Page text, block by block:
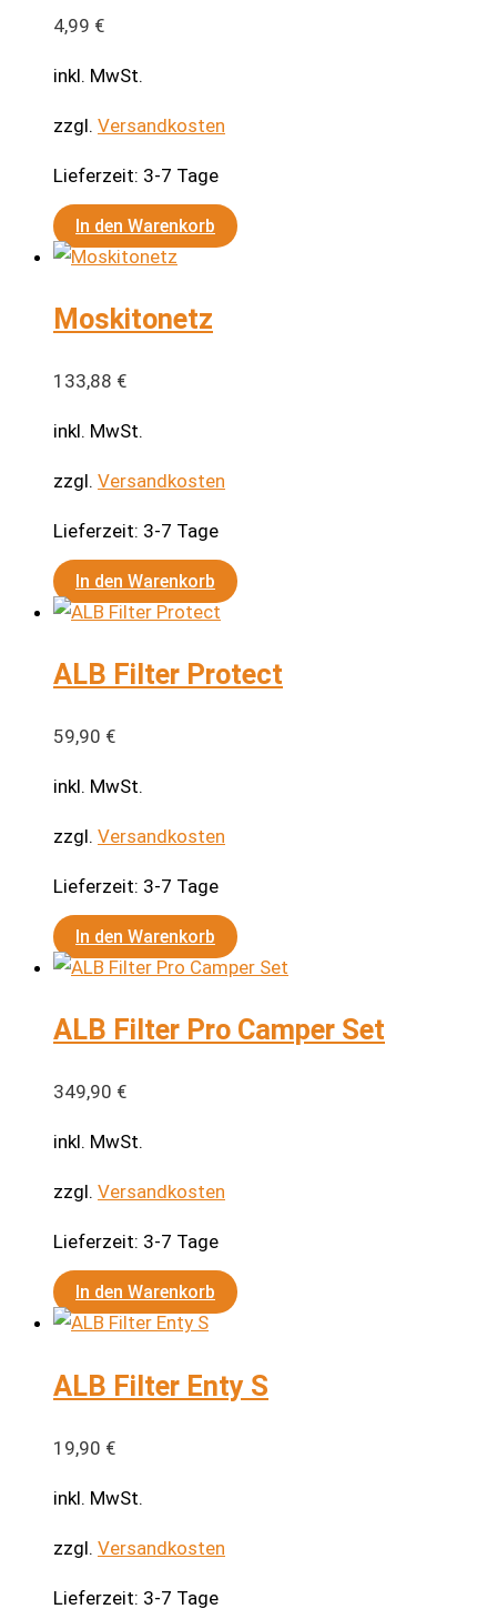
4,99 €
inkl. MwSt.
zzgl. Versandkosten
Lieferzeit: 3-7 Tage
In den Warenkorb
Moskitonetz
133,88 €
inkl. MwSt.
zzgl. Versandkosten
Lieferzeit: 3-7 Tage
In den Warenkorb
ALB Filter Protect
59,90 €
inkl. MwSt.
zzgl. Versandkosten
Lieferzeit: 3-7 Tage
In den Warenkorb
ALB Filter Pro Camper Set
349,90 €
inkl. MwSt.
zzgl. Versandkosten
Lieferzeit: 3-7 Tage
In den Warenkorb
ALB Filter Enty S
19,90 €
inkl. MwSt.
zzgl. Versandkosten
Lieferzeit: 3-7 Tage